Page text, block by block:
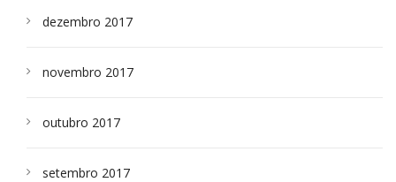
dezembro 2017
novembro 2017
outubro 2017
setembro 2017